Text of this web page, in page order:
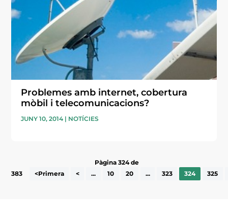
Problemes amb internet, cobertura
mòbil i telecomunicacions?
JUNY 10, 2014 | NOTÍCIES
Pàgina 324 de
383
<Primera < ... 10 20 ... 323 324 325